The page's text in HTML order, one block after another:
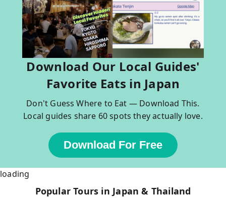
Download Our Local Guides'
Favorite Eats in Japan
Don't Guess Where to Eat — Download This.
Local guides share 60 spots they actually love.
Download For Free
loading
Popular Tours in Japan & Thailand